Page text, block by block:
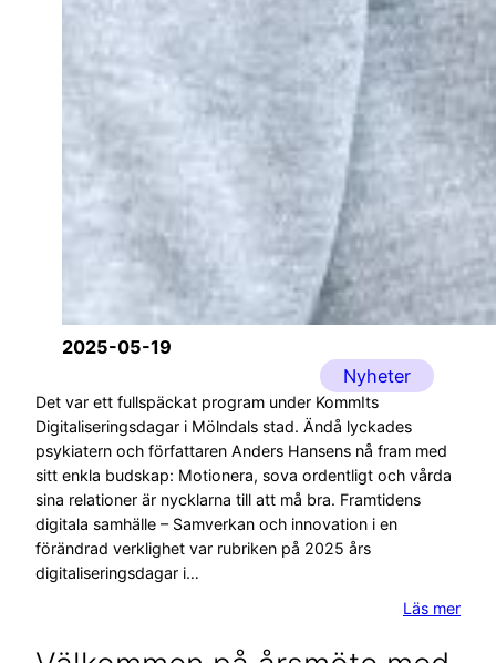
2025-05-19
Nyheter
Det var ett fullspäckat program under KommIts
Digitaliseringsdagar i Mölndals stad. Ändå lyckades
psykiatern och författaren Anders Hansens nå fram med
sitt enkla budskap: Motionera, sova ordentligt och vårda
sina relationer är nycklarna till att må bra. Framtidens
digitala samhälle – Samverkan och innovation i en
förändrad verklighet var rubriken på 2025 års
digitaliseringsdagar i…
Läs mer